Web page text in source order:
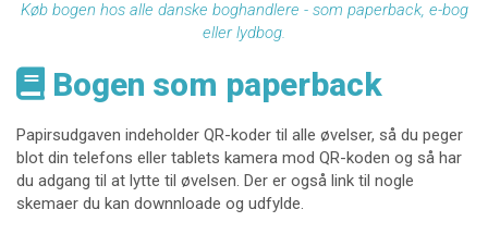
Køb bogen hos alle danske boghandlere - som paperback, e-bog
eller lydbog.
Bogen som paperback
Papirsudgaven indeholder QR-koder til alle øvelser, så du peger
blot din telefons eller tablets kamera mod QR-koden og så har
du adgang til at lytte til øvelsen. Der er også link til nogle
skemaer du kan downnloade og udfylde.